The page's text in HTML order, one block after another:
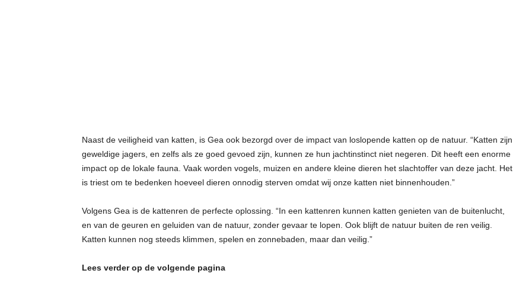
Naast de veiligheid van katten, is Gea ook bezorgd over de impact van loslopende katten op de natuur. “Katten zijn
geweldige jagers, en zelfs als ze goed gevoed zijn, kunnen ze hun jachtinstinct niet negeren. Dit heeft een enorme
impact op de lokale fauna. Vaak worden vogels, muizen en andere kleine dieren het slachtoffer van deze jacht. Het
is triest om te bedenken hoeveel dieren onnodig sterven omdat wij onze katten niet binnenhouden.”
Volgens Gea is de kattenren de perfecte oplossing. “In een kattenren kunnen katten genieten van de buitenlucht,
en van de geuren en geluiden van de natuur, zonder gevaar te lopen. Ook blijft de natuur buiten de ren veilig.
Katten kunnen nog steeds klimmen, spelen en zonnebaden, maar dan veilig.”
Lees verder op de volgende pagina